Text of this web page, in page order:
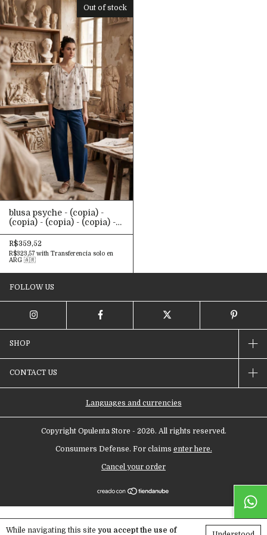
While navigating this site you accept the use of
Out of stock
blusa psyche - (copia) -
(copia) - (copia) - (copia) -
R$359,52
R$323,57with Transferencia solo en
ARG 🇦🇷
FOLLOW US
SHOP
CONTACT US
Languages and currencies
Copyright Opulenta Store - 2026. All rights reserved.
Consumers Defense. For claims enter here.
Cancel your order